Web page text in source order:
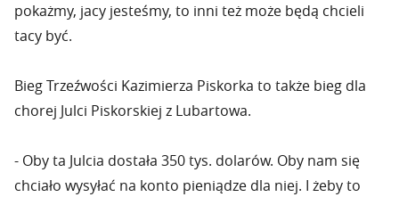
pokażmy, jacy jesteśmy, to inni też może będą chcieli
tacy być.
Bieg Trzeźwości Kazimierza Piskorka to także bieg dla
chorej Julci Piskorskiej z Lubartowa.
- Oby ta Julcia dostała 350 tys. dolarów. Oby nam się
chciało wysyłać na konto pieniądze dla niej. I żeby to